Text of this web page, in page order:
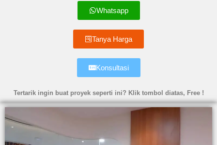
Whatsapp
Tanya Harga
Konsultasi
Tertarik ingin buat proyek seperti ini? Klik tombol diatas, Free !